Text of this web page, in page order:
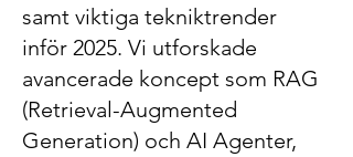
samt viktiga tekniktrender
inför 2025. Vi utforskade
avancerade koncept som RAG
(Retrieval-Augmented
Generation) och AI Agenter,